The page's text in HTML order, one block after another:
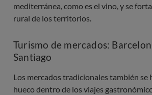
mediterránea, como es el vino, y se
rural de los territorios.
Turismo de mercados:
Santiago
Los mercados tradicionales también se
hueco dentro de los viajes